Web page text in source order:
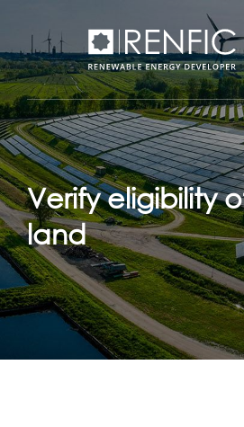
Verify eligibility
land